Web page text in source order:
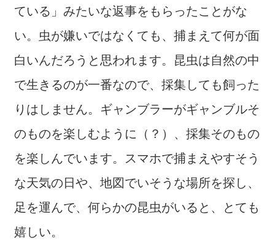
ている」みたいな返事をもらったことがな
い。虫が嫌いではなくても、捕まえて何が面
白いんだろうと思われます。昆虫は自然の中
で生きるのが一番なので、採集しても飼った
りはしません。ギャンブラーがギャンブルそ
のものを楽しむように（？）、採集そのもの
を楽しんでいます。スマホで捕まえやすそう
な天気の日や、地図でいそうな場所を探し、
足を運んで、何らかの昆虫がいると、とても
嬉しい。